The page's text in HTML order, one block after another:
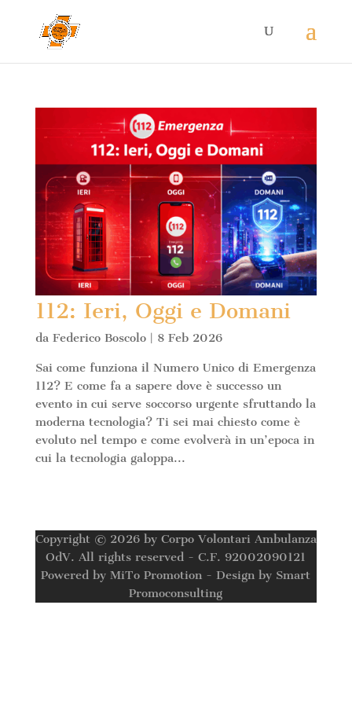
112: Ieri, Oggi e Domani
da Federico Boscolo| 8 Feb 2026
Sai come funziona il Numero Unico di Emergenza
112? E come fa a sapere dove è successo un
evento in cui serve soccorso urgente sfruttando la
moderna tecnologia? Ti sei mai chiesto come è
evoluto nel tempo e come evolverà in un’epoca in
cui la tecnologia galoppa...
Copyright © 2026 by Corpo Volontari Ambulanza
OdV. All rights reserved - C.F. 92002090121
Powered by MiTo Promotion - Design by Smart
Promoconsulting